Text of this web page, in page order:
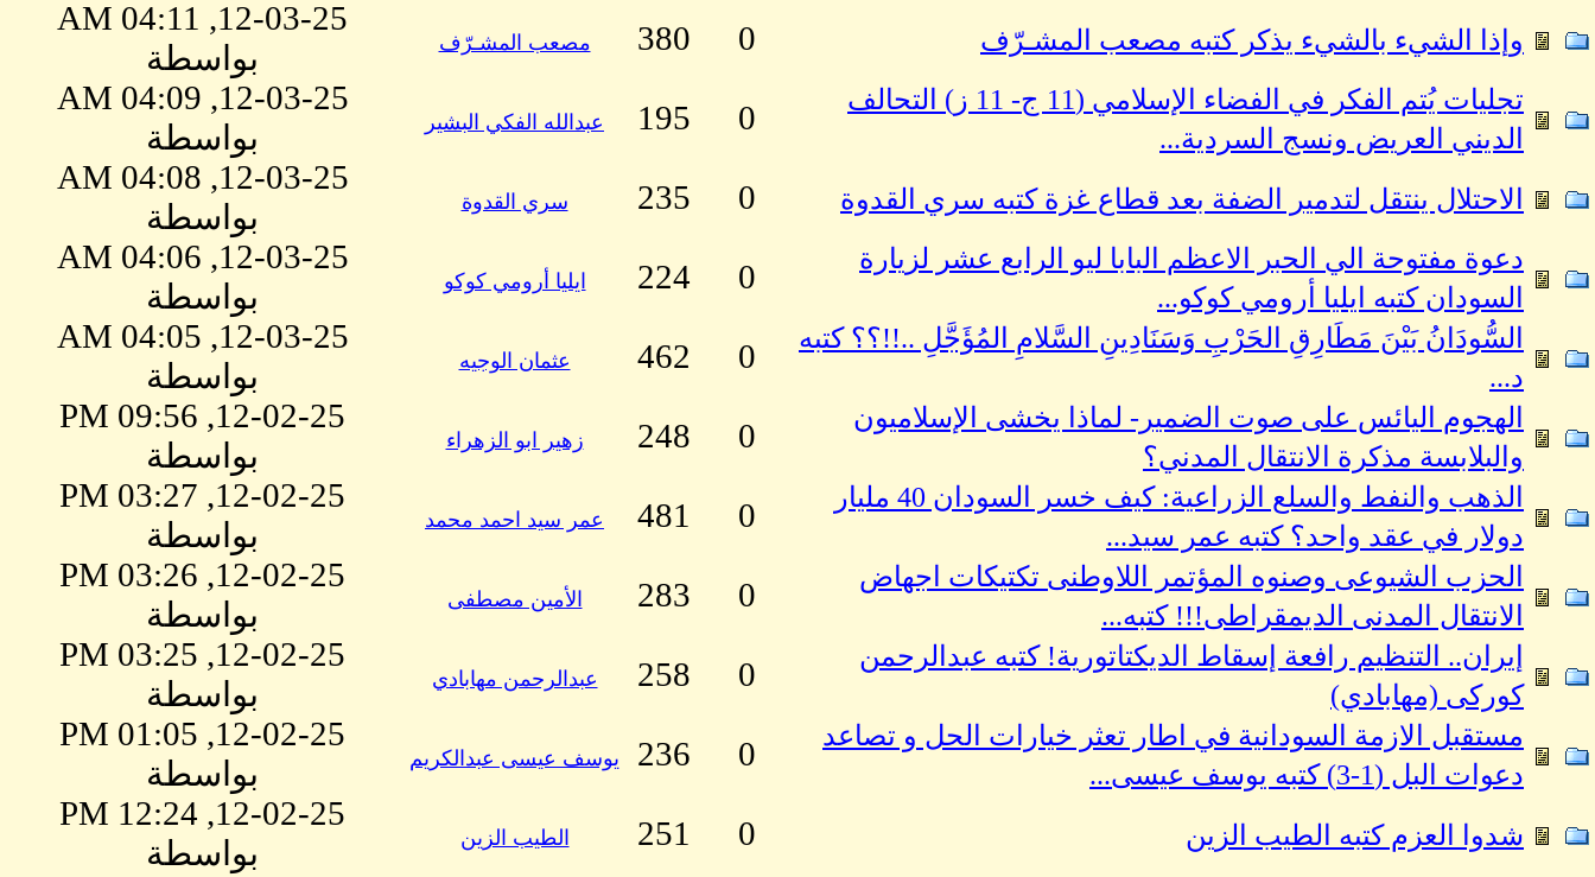
وإذا الشيء بالشيء يذكر كتبه مصعب المشـرّف 0
380 مصعب المشـرّف
12-03-25, 04:11 AM
بواسطة
تجليات يُتم الفكر في الفضاء الإسلامي (11 ج- 11 ز) التحالف
الديني العريض ونسج السردية...
0
195 عبدالله الفكي البشير
12-03-25, 04:09 AM
بواسطة
الاحتلال ينتقل لتدمير الضفة بعد قطاع غزة كتبه سري القدوة 0
235 سري القدوة
12-03-25, 04:08 AM
بواسطة
دعوة مفتوحة الي الحبر الاعظم البابا ليو الرابع عشر لزيارة
السودان كتبه ايليا أرومي كوكو...
0
224 ايليا أرومي كوكو
12-03-25, 04:06 AM
بواسطة
السُّودَانُ بَيْنَ مَطَارِقِ الحَرْبِ وَسَنَادِينِ السَّلامِ المُؤَجَّلِ ..!!؟؟ كتبه
د...
0
462 عثمان الوجيه
12-03-25, 04:05 AM
بواسطة
الهجوم اليائس على صوت الضمير- لماذا يخشى الإسلاميون
والبلابسة مذكرة الانتقال المدني؟
0
248 زهير ابو الزهراء
12-02-25, 09:56 PM
بواسطة
الذهب والنفط والسلع الزراعية: كيف خسر السودان 40 مليار
دولار في عقد واحد؟ كتبه عمر سيد...
0
481 عمر سيد احمد محمد
12-02-25, 03:27 PM
بواسطة
الحزب الشيوعى وصنوه المؤتمر اللاوطنى تكتيكات اجهاض
الانتقال المدنى الديمقراطى!!! كتبه...
0
283 الأمين مصطفى
12-02-25, 03:26 PM
بواسطة
إيران.. التنظيم رافعة إسقاط الديكتاتورية! كتبه عبدالرحمن
کورکی (مهابادي)
0
258 عبدالرحمن مهابادي
12-02-25, 03:25 PM
بواسطة
مستقبل الازمة السودانية في اطار تعثر خيارات الحل و تصاعد
دعوات البل (1-3) كتبه يوسف عيسى...
0
236 يوسف عيسى عبدالكريم
12-02-25, 01:05 PM
بواسطة
شدوا العزم كتبه الطيب الزين 0
251 الطيب الزين
12-02-25, 12:24 PM
بواسطة